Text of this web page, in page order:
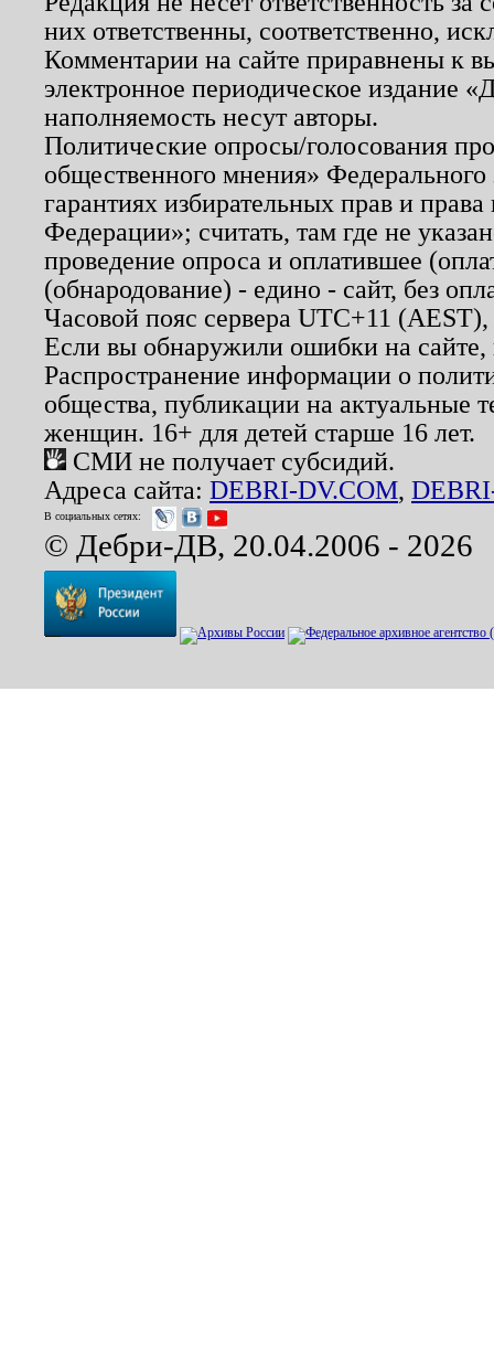
них ответственны, соответственно,
Комментарии на сайте приравнены к
электронное периодическое издание
наполняемость несут авторы.
Политические опросы/голосования
общественного мнения»
гарантиях избирательных прав и
Федерации»; считать, там где не
проведение опроса и оплатившее
(обнародование) - едино - сайт, без
Часовой пояс сервера UTC+11
Если вы обнаружили ошибки на
Распространение информации о
общества, публикации на актуальные
женщин. 16+ для детей старше 16 лет.
СМИ не получает субсидий.
Адреса сайта: DEBRI-DV.COM,
В социальных сетях:
© Дебри-ДВ, 20.04.2006 - 2026